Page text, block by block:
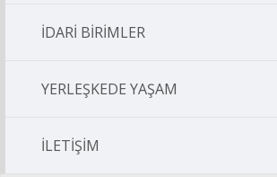
İDARİ BİRİMLER
YERLEŞKEDE YAŞAM
İLETİŞİM